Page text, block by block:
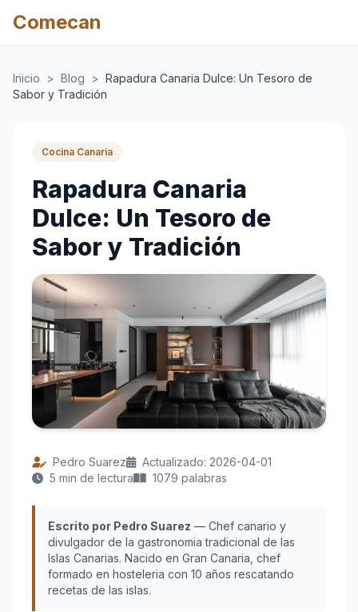
Comecan
Inicio > Blog > Rapadura Canaria Dulce: Un Tesoro de
Sabor y Tradición
Cocina Canaria
Rapadura Canaria
Dulce: Un Tesoro de
Sabor y Tradición
Pedro Suarez
Actualizado: 2026-04-01
5 min de lectura
1079 palabras
Escrito por Pedro Suarez — Chef canario y
divulgador de la gastronomia tradicional de las
Islas Canarias. Nacido en Gran Canaria, chef
formado en hosteleria con 10 años rescatando
recetas de las islas.